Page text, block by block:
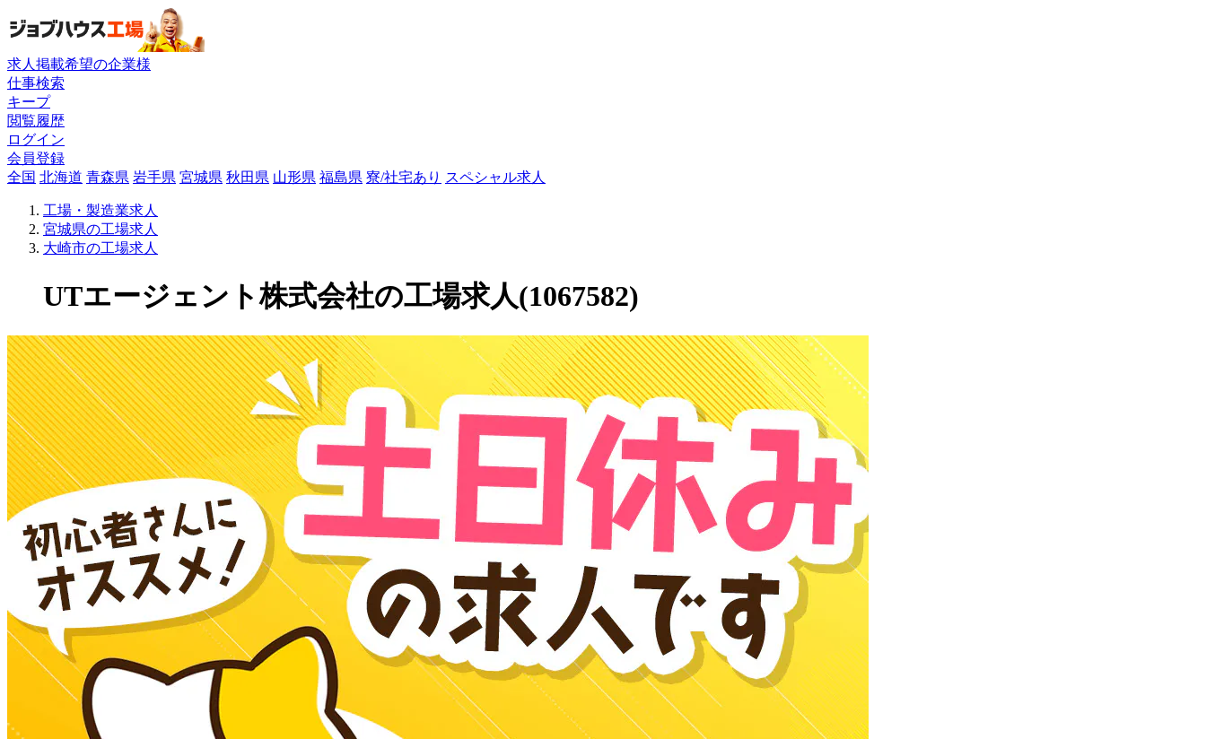
求人掲載希望の企業様
仕事検索
キープ
閲覧履歴
ログイン
会員登録
全国 北海道 青森県 岩手県 宮城県 秋田県 山形県 福島県 寮/社宅あり スペシャル求人
工場・製造業求人
宮城県の工場求人
大崎市の工場求人
UTエージェント株式会社の工場求人(1067582)